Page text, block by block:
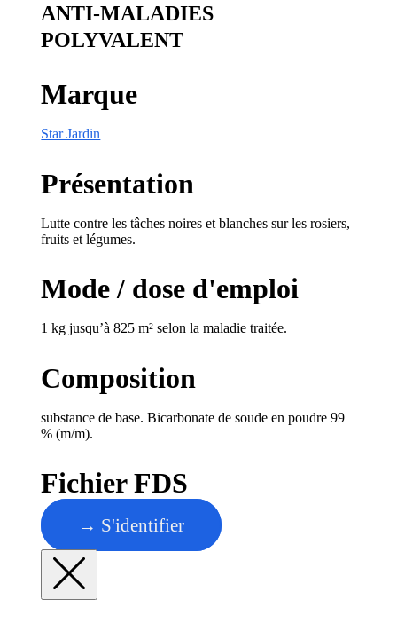
ANTI-MALADIES
POLYVALENT
Marque
Star Jardin
Présentation
Lutte contre les tâches noires et blanches sur les rosiers,
fruits et légumes.
Mode / dose d'emploi
1 kg jusqu’à 825 m² selon la maladie traitée.
Composition
substance de base. Bicarbonate de soude en poudre 99
% (m/m).
Fichier FDS
→ S'identifier